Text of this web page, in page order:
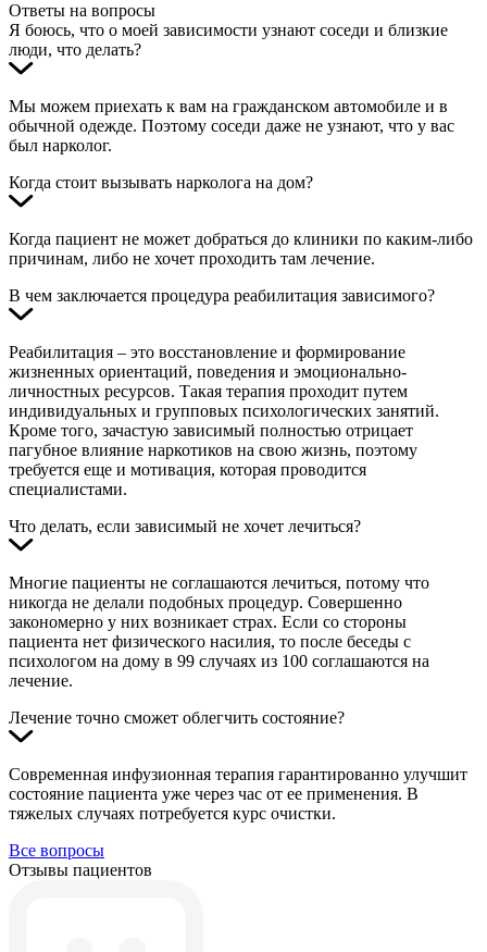
Ответы на вопросы
Я боюсь, что о моей зависимости узнают соседи и близкие
люди, что делать?
Мы можем приехать к вам на гражданском автомобиле и в
обычной одежде. Поэтому соседи даже не узнают, что у вас
был нарколог.
Когда стоит вызывать нарколога на дом?
Когда пациент не может добраться до клиники по каким-либо
причинам, либо не хочет проходить там лечение.
В чем заключается процедура реабилитация зависимого?
Реабилитация – это восстановление и формирование
жизненных ориентаций, поведения и эмоционально-
личностных ресурсов. Такая терапия проходит путем
индивидуальных и групповых психологических занятий.
Кроме того, зачастую зависимый полностью отрицает
пагубное влияние наркотиков на свою жизнь, поэтому
требуется еще и мотивация, которая проводится
специалистами.
Что делать, если зависимый не хочет лечиться?
Многие пациенты не соглашаются лечиться, потому что
никогда не делали подобных процедур. Совершенно
закономерно у них возникает страх. Если со стороны
пациента нет физического насилия, то после беседы с
психологом на дому в 99 случаях из 100 соглашаются на
лечение.
Лечение точно сможет облегчить состояние?
Современная инфузионная терапия гарантированно улучшит
состояние пациента уже через час от ее применения. В
тяжелых случаях потребуется курс очистки.
Все вопросы
Отзывы пациентов